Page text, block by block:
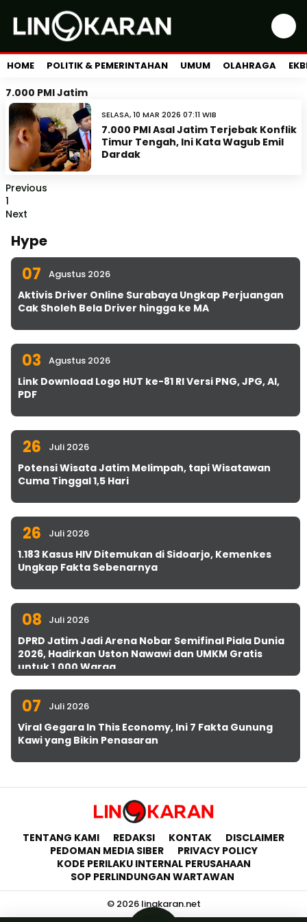
HOME POLITIK & PEMERINTAHAN UMUM OLAHRAGA
7.000 PMI Jatim
SELASA, 10 MAR 2026 07:11 WIB
7.000 PMI Asal Jatim Terjebak Konflik
Timur Tengah, Ini Kata Wagub Emil
Dardak
Previous
1
Next
Hype
07 Agustus 2026
Aktivis Driver Online Surabaya Ungkap Perjuangan
Cak Sholeh Bela Driver hingga ke MA
03 Agustus 2026
Link Download Logo HUT ke-81 RI Versi PNG, JPG, AI,
PDF
26 Juli 2026
Potensi Wisata Jatim Melimpah, tapi Wisatawan
Cuma Tinggal 1,5 Hari
26 Juli 2026
1.183 Kasus HIV Ditemukan di Sidoarjo, Kemenkes
Ungkap Fakta Sebenarnya
08 Juli 2026
DPRD Jatim Jadi Arena Nobar Semifinal Piala Dunia
2026, Hadirkan Uston Nawawi dan UMKM Gratis
untuk 1.000 Warga
07 Juli 2026
Viral Gegara In This Economy, Ini 7 Fakta Gunung
Kawi yang Bikin Penasaran
TENTANG KAMI REDAKSI KONTAK
DISCLAIMER
PEDOMAN MEDIA SIBER
PRIVACY POLICY
KODE PERILAKU INTERNAL PERUSAHAAN
SOP PERLINDUNGAN WARTAWAN
© 2026 lingkaran.net